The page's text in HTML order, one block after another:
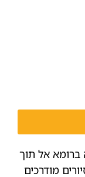
אל תוך
מודרכים